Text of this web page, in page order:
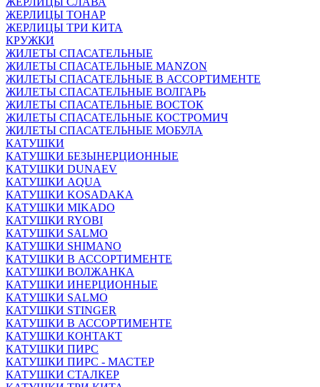
ЖЕРЛИЦЫ ТОНАР
ЖЕРЛИЦЫ ТРИ КИТА
КРУЖКИ
ЖИЛЕТЫ СПАСАТЕЛЬНЫЕ
ЖИЛЕТЫ СПАСАТЕЛЬНЫЕ MANZON
ЖИЛЕТЫ СПАСАТЕЛЬНЫЕ В АССОРТИМЕНТЕ
ЖИЛЕТЫ СПАСАТЕЛЬНЫЕ ВОЛГАРЬ
ЖИЛЕТЫ СПАСАТЕЛЬНЫЕ ВОСТОК
ЖИЛЕТЫ СПАСАТЕЛЬНЫЕ КОСТРОМИЧ
ЖИЛЕТЫ СПАСАТЕЛЬНЫЕ МОБУЛА
КАТУШКИ
КАТУШКИ БЕЗЫНЕРЦИОННЫЕ
КАТУШКИ DUNAEV
КАТУШКИ AQUA
КАТУШКИ KOSADAKA
КАТУШКИ MIKADO
КАТУШКИ RYOBI
КАТУШКИ SALMO
КАТУШКИ SHIMANO
КАТУШКИ В АССОРТИМЕНТЕ
КАТУШКИ ВОЛЖАНКА
КАТУШКИ ИНЕРЦИОННЫЕ
КАТУШКИ SALMO
КАТУШКИ STINGER
КАТУШКИ В АССОРТИМЕНТЕ
КАТУШКИ КОНТАКТ
КАТУШКИ ПИРС
КАТУШКИ ПИРС - МАСТЕР
КАТУШКИ СТАЛКЕР